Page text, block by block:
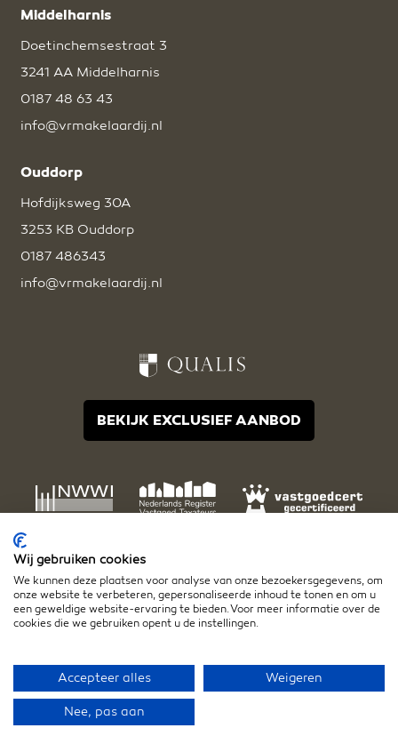
Middelharnis
Doetinchemsestraat 3
3241 AA Middelharnis
0187 48 63 43
info@vrmakelaardij.nl
Ouddorp
Hofdijksweg 30A
3253 KB Ouddorp
0187 486343
info@vrmakelaardij.nl
BEKIJK EXCLUSIEF AANBOD
Wij gebruiken cookies
We kunnen deze plaatsen voor analyse van onze bezoekersgegevens, om
onze website te verbeteren, gepersonaliseerde inhoud te tonen en om u
een geweldige website-ervaring te bieden. Voor meer informatie over de
cookies die we gebruiken opent u de instellingen.
Accepteer alles Weigeren
Nee, pas aan